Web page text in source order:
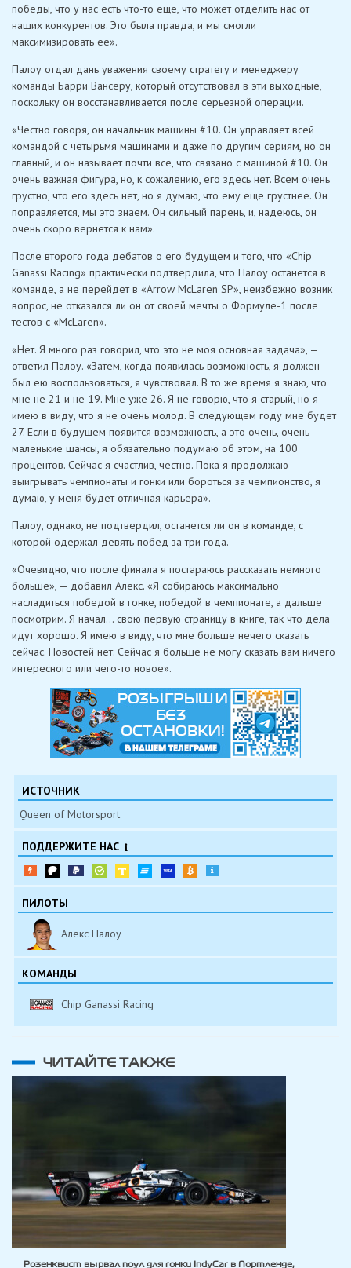
победы, что у нас есть что-то еще, что может отделить нас от
наших конкурентов. Это была правда, и мы смогли
максимизировать ее».
Палоу отдал дань уважения своему стратегу и менеджеру
команды Барри Вансеру, который отсутствовал в эти выходные,
поскольку он восстанавливается после серьезной операции.
«Честно говоря, он начальник машины #10. Он управляет всей
командой с четырьмя машинами и даже по другим сериям, но он
главный, и он называет почти все, что связано с машиной #10. Он
очень важная фигура, но, к сожалению, его здесь нет. Всем очень
грустно, что его здесь нет, но я думаю, что ему еще грустнее. Он
поправляется, мы это знаем. Он сильный парень, и, надеюсь, он
очень скоро вернется к нам».
После второго года дебатов о его будущем и того, что «Chip
Ganassi Racing» практически подтвердила, что Палоу останется в
команде, а не перейдет в «Arrow McLaren SP», неизбежно возник
вопрос, не отказался ли он от своей мечты о Формуле-1 после
тестов с «McLaren».
«Нет. Я много раз говорил, что это не моя основная задача», —
ответил Палоу. «Затем, когда появилась возможность, я должен
был ею воспользоваться, я чувствовал. В то же время я знаю, что
мне не 21 и не 19. Мне уже 26. Я не говорю, что я старый, но я
имею в виду, что я не очень молод. В следующем году мне будет
27. Если в будущем появится возможность, а это очень, очень
маленькие шансы, я обязательно подумаю об этом, на 100
процентов. Сейчас я счастлив, честно. Пока я продолжаю
выигрывать чемпионаты и гонки или бороться за чемпионство, я
думаю, у меня будет отличная карьера».
Палоу, однако, не подтвердил, останется ли он в команде, с
которой одержал девять побед за три года.
«Очевидно, что после финала я постараюсь рассказать немного
больше», — добавил Алекс. «Я собираюсь максимально
насладиться победой в гонке, победой в чемпионате, а дальше
посмотрим. Я начал… свою первую страницу в книге, так что дела
идут хорошо. Я имею в виду, что мне больше нечего сказать
сейчас. Новостей нет. Сейчас я больше не могу сказать вам ничего
интересного или чего-то новое».
ИСТОЧНИК
Queen of Motorsport
ПОДДЕРЖИТЕ НАС
ПИЛОТЫ
Алекс Палоу
КОМАНДЫ
Chip Ganassi Racing
ЧИТАЙТЕ ТАКЖЕ
Розенквист вырвал поул для гонки IndyCar в Портленде,